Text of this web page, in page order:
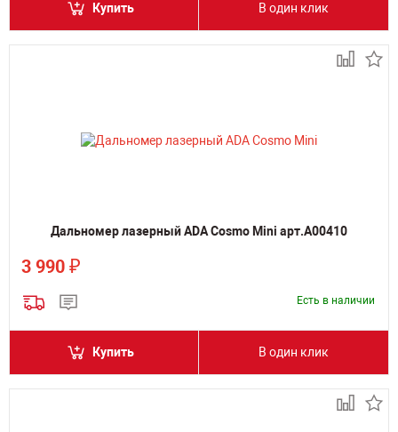
Купить В один клик
Дальномер лазерный ADA Cosmo Mini арт.А00410
3 990 ₽
Есть в наличии
Купить В один клик